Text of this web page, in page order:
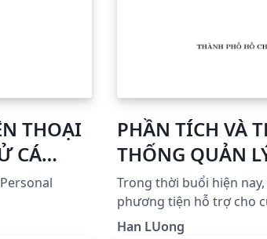
THOẠI
CÁ
PHẦN TÍCH VÀ
THỐNG QUẢN
Trong thời buổi hiện nay,
phương tiện hỗ trợ cho
nhân mà còn được xem
Han LUong